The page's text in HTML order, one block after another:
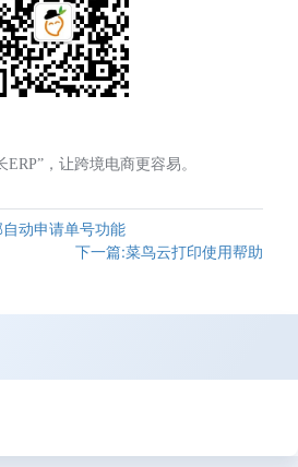
ERP”，让跨境电商更容易。
动申请单号功能
下一篇:菜鸟云打印使用帮助